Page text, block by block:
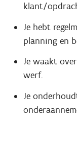
klant/
Je hebt
planning en
Je waakt
werf.
Je